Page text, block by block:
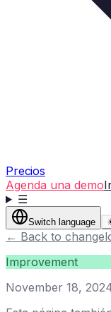
Precios
Agenda una demo
☰
Switch language
← Back to
Improvement
November 18,